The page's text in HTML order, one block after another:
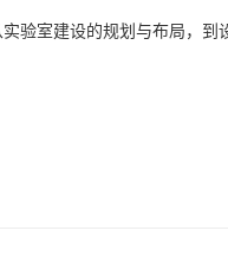
验室建设的规划与布局，